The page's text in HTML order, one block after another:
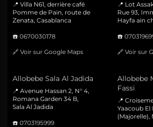
📍 Villa N61, derrière café
Pomme de Pain, route de
Zenata, Casablanca
☎️ 0670030178
🔗 Voir sur Google Maps
📍 Lot
Rue 93,
Hayfa ain
☎️
🔗 Voir sur
Allobebe Sala Al Jadida
📍 Avenue Hassan 2, N° 4,
Romana Garden 34 B,
Sala Al Jadida
☎️ 0703195999
Allobebe
Fassi
📍
Yaacoub El
(Majorelle),